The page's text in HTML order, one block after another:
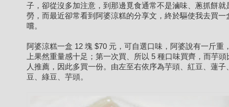
子，卻從沒多加注意，到那邊覓食通常不是滷味、蔥抓餅就
勞，而最近卻常看到阿婆涼糕的分享文，終於驅使我去買一
嚐。
阿婆涼糕一盒 12 塊 $70 元，可自選口味，阿婆說有一斤重
上果然重量感十足；第一次買、所以 5 種口味買齊，而芋頭
人推薦，因此多買一份。由左至右依序為芋頭、紅豆、蓮子
豆、綠豆、芋頭。